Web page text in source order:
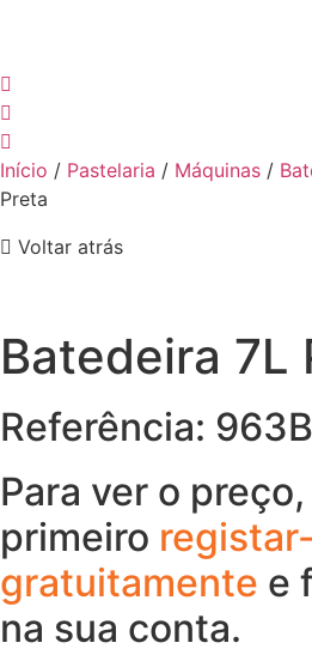
Início / Pastelaria / Máquinas /
Preta
Voltar atrás
Batedeira 7L
Referência:
Para ver o
primeiro
gratuitamente e
na sua conta.